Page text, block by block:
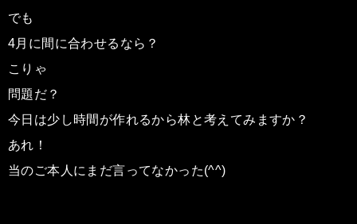
でも
4月に間に合わせるなら？
こりゃ
問題だ？
今日は少し時間が作れるから林と考えてみますか？
あれ！
当のご本人にまだ言ってなかった(^^)